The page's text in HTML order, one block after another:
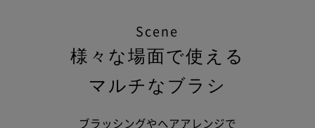
Scene
様々な場面で使える
マルチなブラシ
ブラッシングやヘアアレンジで